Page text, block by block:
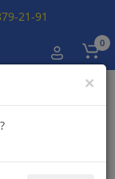
0
×
21-91